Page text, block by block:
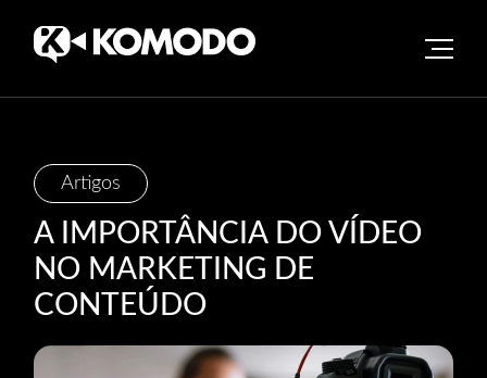
content
Artigos
A IMPORTÂNCIA DO VÍDEO
NO MARKETING DE
CONTEÚDO